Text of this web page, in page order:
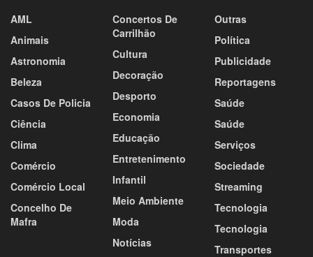
AML
Animais
Astronomia
Beleza
Casos De Policia
Ciência
Clima
Comércio
Comércio Local
Concelho De
Mafra
Concertos De
Carrilhão
Cultura
Decoração
Desporto
Economia
Educação
Entretenimento
Infantil
Meio Ambiente
Moda
Notícias
Outras
Política
Publicidade
Reportagens
Saúde
Saúde
Serviços
Sociedade
Streaming
Tecnologia
Tecnologia
Transportes